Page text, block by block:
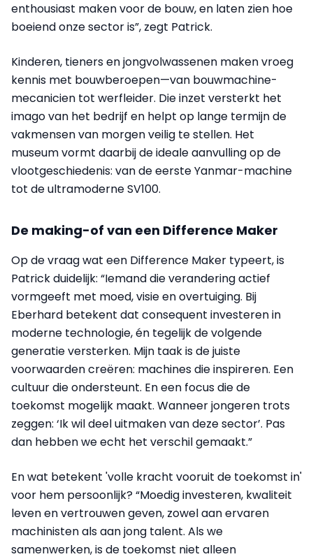
enthousiast maken voor de bouw, en laten zien hoe
boeiend onze sector is”, zegt Patrick.
Kinderen, tieners en jongvolwassenen maken vroeg
kennis met bouwberoepen—van bouwmachine-
mecanicien tot werfleider. Die inzet versterkt het
imago van het bedrijf en helpt op lange termijn de
vakmensen van morgen veilig te stellen. Het
museum vormt daarbij de ideale aanvulling op de
vlootgeschiedenis: van de eerste Yanmar-machine
tot de ultramoderne SV100.
De making-of van een Difference Maker
Op de vraag wat een Difference Maker typeert, is
Patrick duidelijk: “Iemand die verandering actief
vormgeeft met moed, visie en overtuiging. Bij
Eberhard betekent dat consequent investeren in
moderne technologie, én tegelijk de volgende
generatie versterken. Mijn taak is de juiste
voorwaarden creëren: machines die inspireren. Een
cultuur die ondersteunt. En een focus die de
toekomst mogelijk maakt. Wanneer jongeren trots
zeggen: ‘Ik wil deel uitmaken van deze sector’. Pas
dan hebben we echt het verschil gemaakt.”
En wat betekent 'volle kracht vooruit de toekomst in'
voor hem persoonlijk? “Moedig investeren, kwaliteit
leven en vertrouwen geven, zowel aan ervaren
machinisten als aan jong talent. Als we
samenwerken, is de toekomst niet alleen